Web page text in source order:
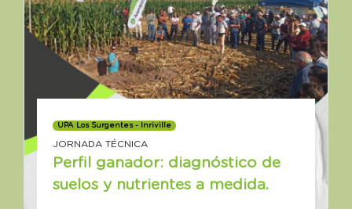
UPA Los Surgentes - Inriville
JORNADA TÉCNICA
Perfil ganador: diagnóstico de
suelos y nutrientes a medida.